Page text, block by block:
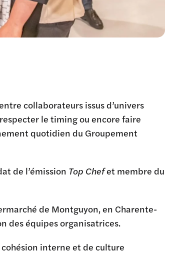
collaborateurs issus d’univers
le timing ou encore faire
quotidien du Groupement
de l’émission Top Chefet membre du
de Montguyon, en Charente-
des équipes organisatrices.
interne et de culture